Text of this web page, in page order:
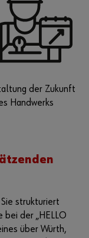
der Zukunft
Handwerks
strukturiert
bei der „HELLO
über Würth,